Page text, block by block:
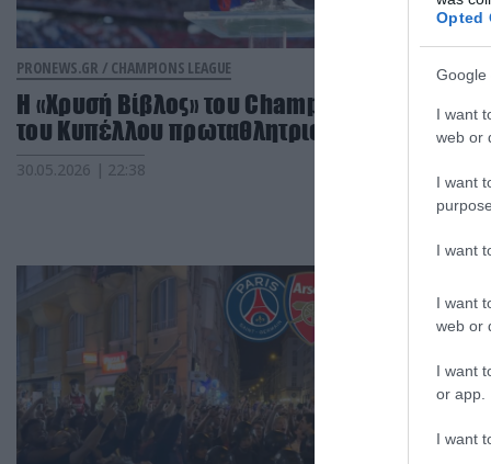
Opted
Google
I want
web or
I want
I want
I want
web or
I want
or app.
I want
PRONEWS.GR / CHAMPIONS LEAGUE
Η «Χρυσή Βίβλος» του Champions League και
του Κυπέλλου πρωταθλητριών
30.05.2026 | 22:38